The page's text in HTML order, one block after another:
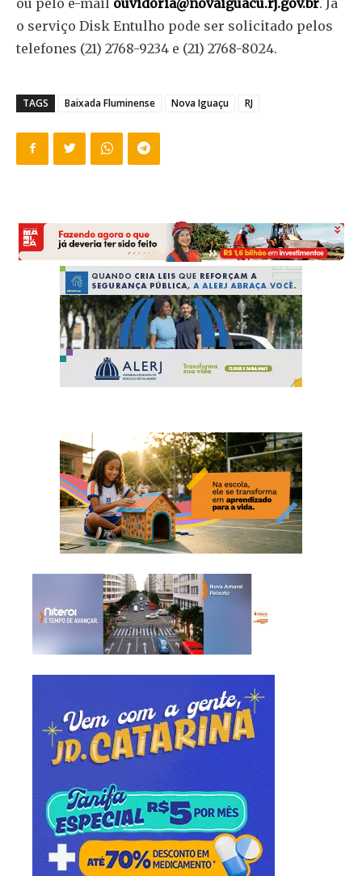
o serviço Disk Entulho pode ser solicitado pelos
telefones (21) 2768-9234 e (21) 2768-8024.
TAGS Baixada Fluminense Nova Iguaçu RJ